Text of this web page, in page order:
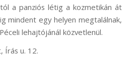
a panziós létig a kozmetikán át
mindent egy helyen megtalálnak,
lehajtójánál közvetlenül.
Írás u. 12.